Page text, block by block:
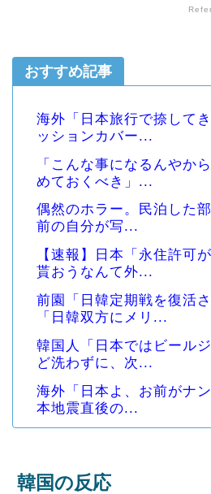
おすすめ記事
海外「日本旅行で捺して
ッションカバー...
「こんな事になるんやか
めておくべき」...
偶然のホラー。民泊した
前の自分が写...
【速報】日本「永住許可
貰おうなんて外...
前園「日韓定期戦を復活
「日韓双方にメリ...
韓国人「日本ではビール
ど洗わずに、次...
海外「日本よ、お前がナ
本地震直後の...
韓国の反応